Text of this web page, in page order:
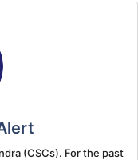
(CSCs). For the past